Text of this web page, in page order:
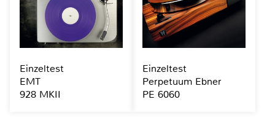
Einzeltest
EMT
928 MKII
Einzeltest
Perpetuum Ebner
PE 6060